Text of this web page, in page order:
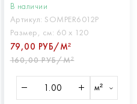
В наличии
Артикул: SOMPER6012P
Размер, см: 60 х 120
79,00 РУБ/М²
160,00 РУБ/М²
м²